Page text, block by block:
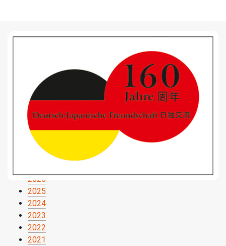
2026
2025
2024
2023
2022
2021